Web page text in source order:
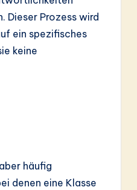
Dieser Prozess wird
ein spezifisches
keine
häufig
denen eine Klasse